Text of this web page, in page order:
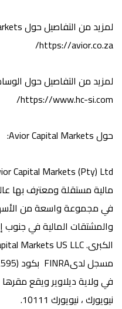
لمزيد من التفاصيل حول
https://avior.co.za/
لمزيد من التفاصيل حول
https://www.hc-si.com/
حولAvior Capital Markets
:
مالية مستقلة ومعترف بها
في مجموعة واسعة من
والمشتقات المالية في جنوب
نيويورك ، نيويورك 10111.